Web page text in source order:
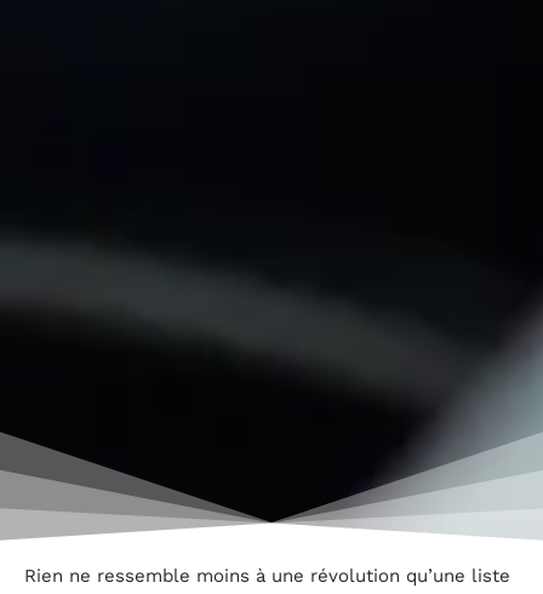
Rien ne ressemble moins à une révolution qu’une liste